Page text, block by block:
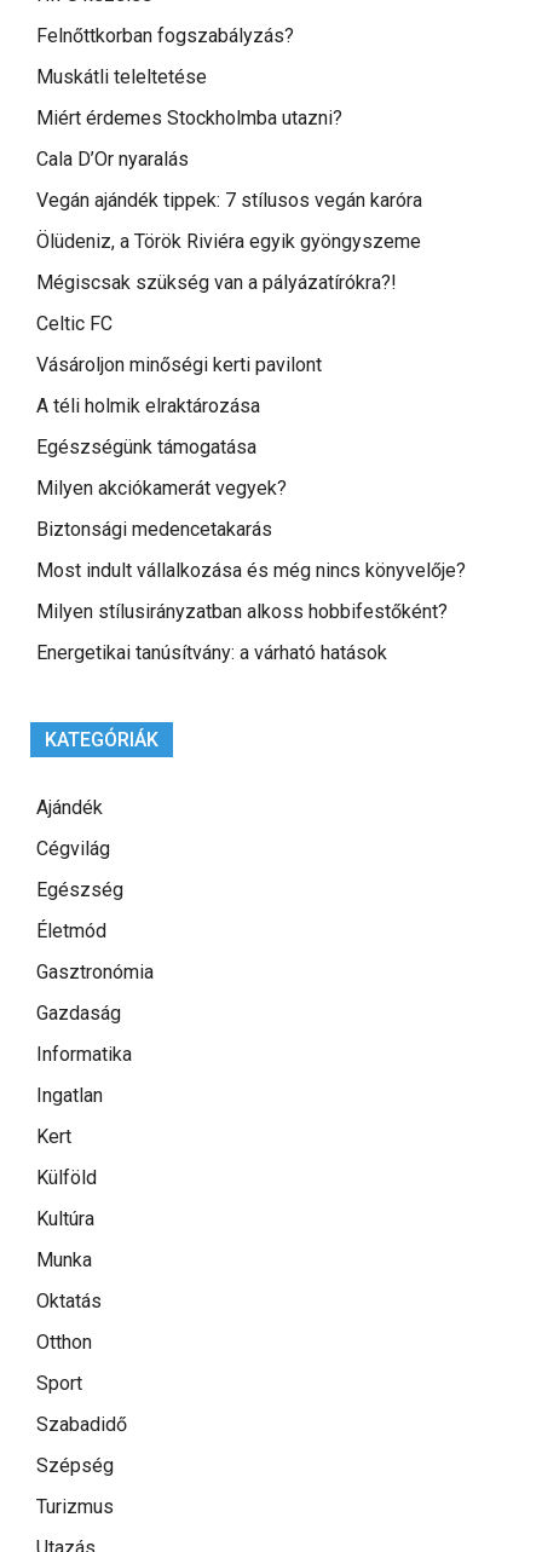
Felnőttkorban fogszabályzás?
Muskátli teleltetése
Miért érdemes Stockholmba utazni?
Cala D’Or nyaralás
Vegán ajándék tippek: 7 stílusos vegán karóra
Ölüdeniz, a Török Riviéra egyik gyöngyszeme
Mégiscsak szükség van a pályázatírókra?!
Celtic FC
Vásároljon minőségi kerti pavilont
A téli holmik elraktározása
Egészségünk támogatása
Milyen akciókamerát vegyek?
Biztonsági medencetakarás
Most indult vállalkozása és még nincs könyvelője?
Milyen stílusirányzatban alkoss hobbifestőként?
Energetikai tanúsítvány: a várható hatások
KATEGÓRIÁK
Ajándék
Cégvilág
Egészség
Életmód
Gasztronómia
Gazdaság
Informatika
Ingatlan
Kert
Külföld
Kultúra
Munka
Oktatás
Otthon
Sport
Szabadidő
Szépség
Turizmus